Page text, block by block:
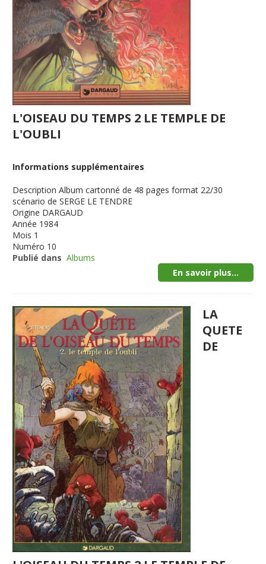
L'OISEAU DU TEMPS 2 LE TEMPLE DE
L'OUBLI
Informations supplémentaires
Description Album cartonné de 48 pages format 22/30
scénario de SERGE LE TENDRE
Origine DARGAUD
Année 1984
Mois 1
Numéro 10
Publié dans Albums
En savoir plus...
LA
QUETE
DE